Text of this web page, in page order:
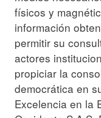
físicos y
información
permitir su
actores
propiciar la
democrática en
Excelencia en la